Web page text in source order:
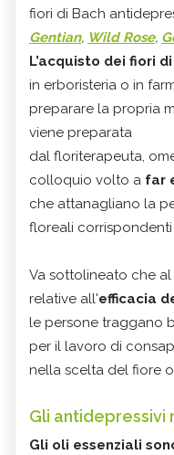
fiori di Bach
Gentian, Wild Rose,
L’acquisto dei fiori
in erboristeria o in
preparare la propria
viene preparata
dal floriterapeuta,
colloquio volto a far
che attanagliano la
floreali corrispondenti
Va sottolineato che
relative all'efficacia
le persone traggano
per il lavoro di
nella scelta del fiore
Gli antidepressivi
Gli oli essenziali